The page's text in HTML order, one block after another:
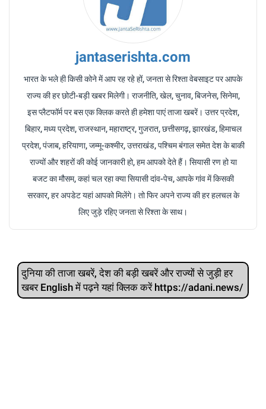
jantaserishta.com
भारत के भले ही किसी कोने में आप रह रहे हों, जनता से रिश्ता वेबसाइट पर आपके
राज्य की हर छोटी-बड़ी खबर मिलेगी। राजनीति, खेल, चुनाव, बिजनेस, सिनेमा,
इस प्लैटफॉर्म पर बस एक क्लिक करते ही हमेशा पाएं ताजा खबरें। उत्तर प्रदेश,
बिहार, मध्य प्रदेश, राजस्थान, महाराष्ट्र, गुजरात, छत्तीसगढ़, झारखंड, हिमाचल
प्रदेश, पंजाब, हरियाणा, जम्मू-कश्मीर, उत्तराखंड, पश्चिम बंगाल समेत देश के बाकी
राज्यों और शहरों की कोई जानकारी हो, हम आपको देते हैं। सियासी रण हो या
बजट का मौसम, कहां चल रहा क्या सियासी दांव-पेच, आपके गांव में किसकी
सरकार, हर अपडेट यहां आपको मिलेंगे। तो फिर अपने राज्य की हर हलचल के
लिए जुड़े रहिए जनता से रिश्ता के साथ।
दुनिया की ताजा खबरें, देश की बड़ी खबरें और राज्‍यों से जुड़ी हर
खबर English में पढ़ने यहां क्लिक करें https://adani.news/